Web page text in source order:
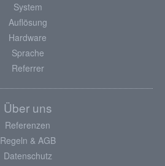
System
Auflösung
Hardware
Sprache
Referrer
Über uns
Referenzen
Regeln & AGB
Datenschutz